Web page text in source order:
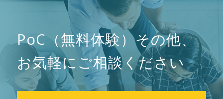
PoC（無料体験）その他、
お気軽にご相談ください